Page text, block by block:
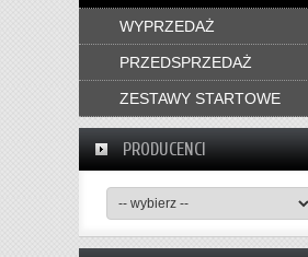
WYPRZEDAŻ
PRZEDSPRZEDAŻ
ZESTAWY STARTOWE
PRODUCENCI